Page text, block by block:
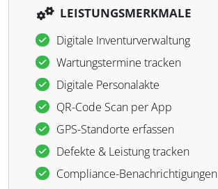
LEISTUNGSMERKMALE
Digitale Inventurverwaltung
Wartungstermine tracken
Digitale Personalakte
QR-Code Scan per App
GPS-Standorte erfassen
Defekte & Leistung tracken
Compliance-Benachrichtigungen